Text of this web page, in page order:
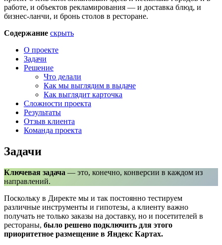
работе, и объектов рекламирования — и доставка блюд, и
бизнес-ланчи, и бронь столов в ресторане.
Содержание скрыть
О проекте
Задачи
Решение
Что делали
Как мы выглядим в выдаче
Как выглядит карточка
Сложности проекта
Результаты
Отзыв клиента
Команда проекта
Задачи
Ключевая задача — это, конечно, конверсии в каждом из
направлений.
Поскольку в Директе мы и так постоянно тестируем
различные инструменты и гипотезы, а клиенту важно
получать не только заказы на доставку, но и посетителей в
рестораны, было решено подключить для этого
приоритетное размещение в Яндекс Картах.